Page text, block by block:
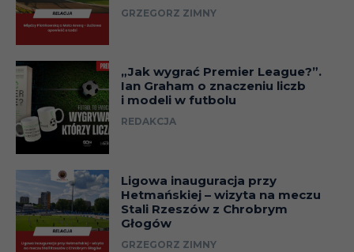
GRZEGORZ ZIMNY
„Jak wygrać Premier League?”.
Ian Graham o znaczeniu liczb
i modeli w futbolu
REDAKCJA
Ligowa inauguracja przy
Hetmańskiej – wizyta na meczu
Stali Rzeszów z Chrobrym
Głogów
GRZEGORZ ZIMNY